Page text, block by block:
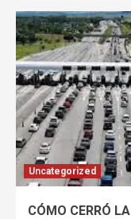
Uncategorized
CÓMO CERRÓ LA